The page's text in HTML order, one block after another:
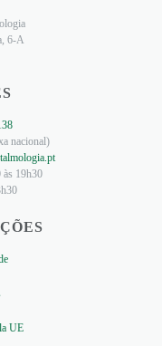
6-A
nacional)
às 19h30
UE